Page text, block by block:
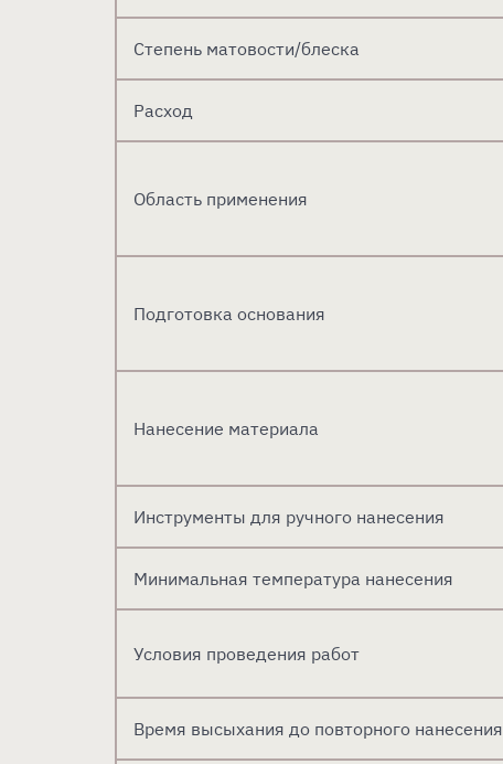
Степень матовости/блеска
Расход
Область применения
Подготовка основания
Нанесение материала
Инструменты для ручного нанесения
Минимальная температура нанесения
Условия проведения работ
Время высыхания до повторного нанесения